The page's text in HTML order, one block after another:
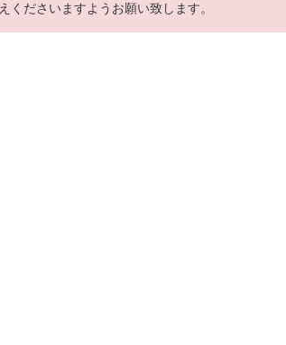
くださいますようお願い致します。